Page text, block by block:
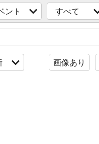
ント すべて
画像あり